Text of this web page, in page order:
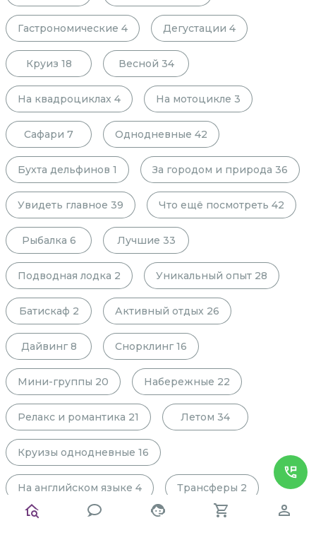
Гастрономические 4 Дегустации 4
Круиз 18 Весной 34
На квадроциклах 4 На мотоцикле 3
Сафари 7 Однодневные 42
Бухта дельфинов 1 За городом и природа 36
Увидеть главное 39 Что ещё посмотреть 42
Рыбалка 6 Лучшие 33
Подводная лодка 2 Уникальный опыт 28
Батискаф 2 Активный отдых 26
Дайвинг 8 Снорклинг 16
Мини-группы 20 Набережные 22
Релакс и романтика 21 Летом 34
Круизы однодневные 16
На английском языке 4 Трансферы 2